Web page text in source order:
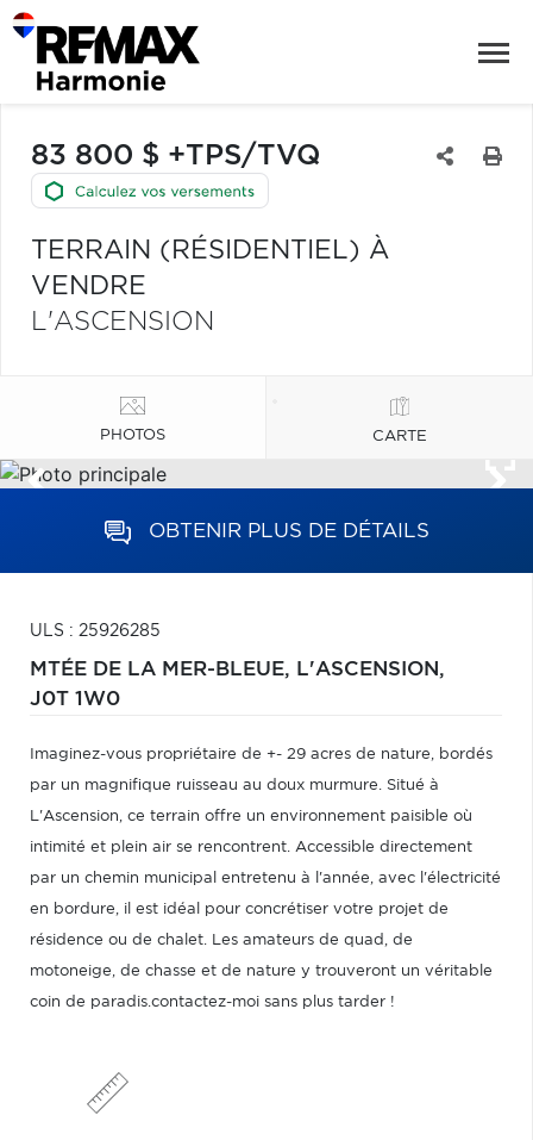
83 800 $ +TPS/TVQ
TERRAIN (RÉSIDENTIEL) À
VENDRE
L'ASCENSION
PHOTOS CARTE
OBTENIR PLUS DE DÉTAILS
ULS : 25926285
MTÉE DE LA MER-BLEUE, L'ASCENSION,
J0T 1W0
Imaginez-vous propriétaire de +- 29 acres de nature, bordés
par un magnifique ruisseau au doux murmure. Situé à
L'Ascension, ce terrain offre un environnement paisible où
intimité et plein air se rencontrent. Accessible directement
par un chemin municipal entretenu à l'année, avec l'électricité
en bordure, il est idéal pour concrétiser votre projet de
résidence ou de chalet. Les amateurs de quad, de
motoneige, de chasse et de nature y trouveront un véritable
coin de paradis.contactez-moi sans plus tarder !